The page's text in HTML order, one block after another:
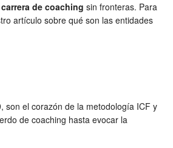
carrera de coaching sin fronteras. Para
artículo sobre qué son las entidades
son el corazón de la metodología ICF y
de coaching hasta evocar la